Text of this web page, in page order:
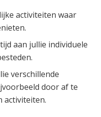
activiteiten waar
aan jullie individuele
verschillende
door af te
activiteiten.